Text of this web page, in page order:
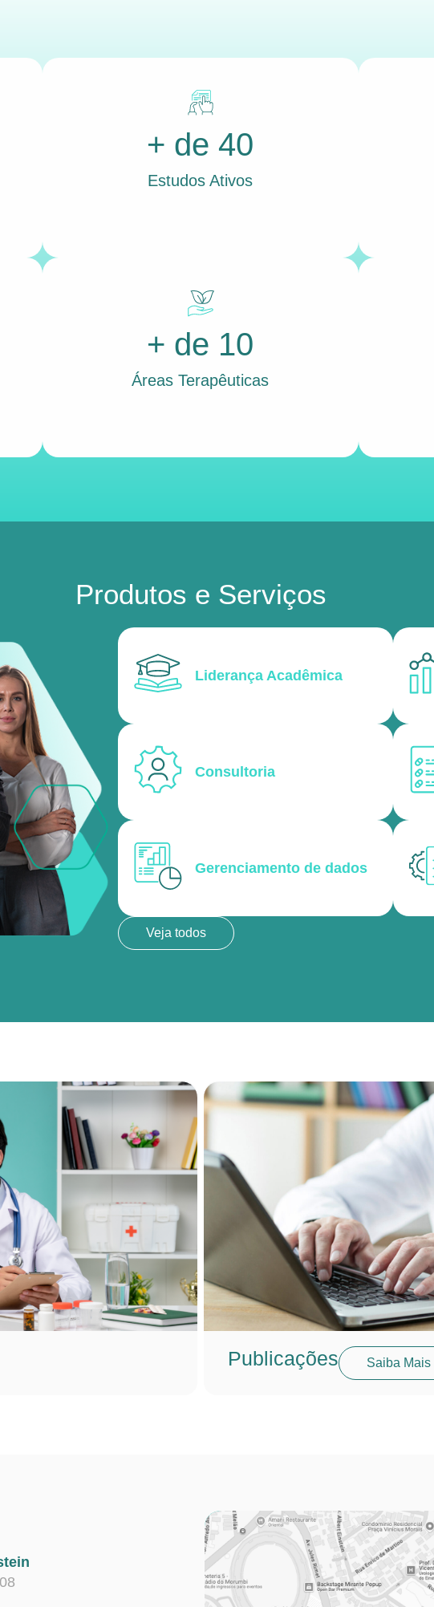
+ de 40
Estudos Ativos
+ de 10
Áreas Terapêuticas
Produtos e Serviços
Liderança Acadêmica
Consultoria
Gerenciamento de dados
Veja todos
Publicações Saiba Mais